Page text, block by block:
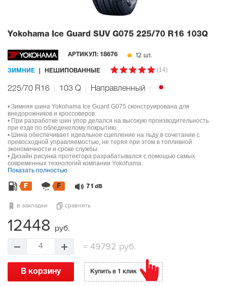
Yokohama Ice Guard SUV G075 225/70 R16 103Q
АРТИКУЛ: 18676 12 шт.
ЗИМНИЕ НЕШИПОВАННЫЕ (14)
225/70 R16 103 Q Направленный
• Зимняя шина Yokohama Ice Guard G075 сконструирована для
внедорожников и кроссоверов.
• При разработке шин упор делался на высокую производительность
при езде по обледенелому покрытию.
• Шина обеспечивает идеальное сцепление на льду в сочетании с
превосходной управляемостью, не теряя при этом в топливной
экономичности и сроке службы.
• Дизайн рисунка протектора разрабатывался с помощью самых
современных технологий компании Yokohama.
Показать полностью
F F 71 dB
в закладки сравнить
12448 руб.
4 =49792 руб.
В корзину Купить в 1 клик